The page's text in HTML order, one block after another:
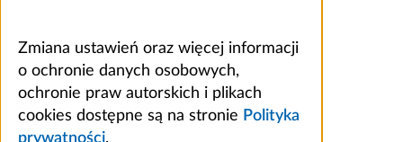
Zmiana ustawień oraz więcej informacji
o ochronie danych osobowych,
ochronie praw autorskich i plikach
cookies dostępne są na stronie Polityka
prywatności.